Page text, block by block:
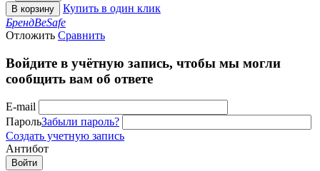
В корзину
Купить в один клик
БрендBeSafe
Отложить Сравнить
Войдите в учётную запись, чтобы мы могли
сообщить вам об ответе
E-mail
ПарольЗабыли пароль?
Создать учетную запись
Антибот
Войти